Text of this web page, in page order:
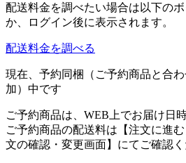
配送料金を調べたい場合は以下の
か、ログイン後に表示されます。
配送料金を調べる
現在、予約同梱（ご予約商品と合
加）中です
ご予約商品は、WEB上でお届け日
ご予約商品の配送料は【注文に進
文の確認・変更画面】にてご確認く